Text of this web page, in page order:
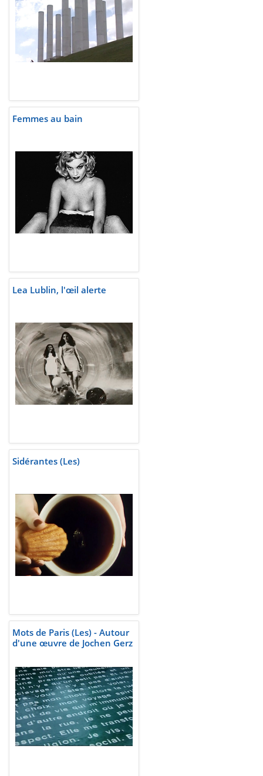
Femmes au bain
Lea Lublin, l'œil alerte
Sidérantes (Les)
Mots de Paris (Les) - Autour
d'une œuvre de Jochen Gerz